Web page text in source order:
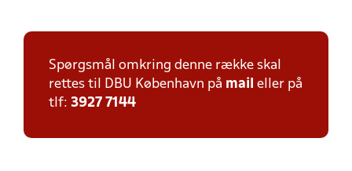
Spørgsmål omkring denne række skal
rettes til DBU København på mail eller på
tlf: 3927 7144